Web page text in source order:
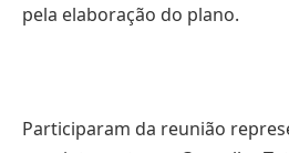
pela elaboração do plano.
Participaram da reunião